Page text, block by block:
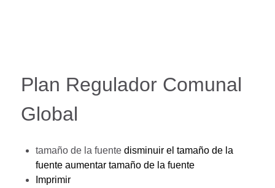
Plan Regulador Comunal
Global
tamaño de la fuente disminuir el tamaño de la
fuente aumentar tamaño de la fuente
Imprimir